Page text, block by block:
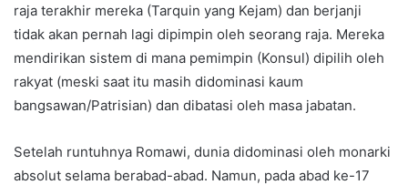
raja terakhir mereka (Tarquin yang Kejam) dan berjanji
tidak akan pernah lagi dipimpin oleh seorang raja. Mereka
mendirikan sistem di mana pemimpin (Konsul) dipilih oleh
rakyat (meski saat itu masih didominasi kaum
bangsawan/Patrisian) dan dibatasi oleh masa jabatan.
Setelah runtuhnya Romawi, dunia didominasi oleh monarki
absolut selama berabad-abad. Namun, pada abad ke-17